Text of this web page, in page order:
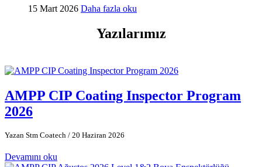
15 Mart 2026 Daha fazla oku
Yazılarımız
AMPP CIP Coating Inspector Program
2026
Yazan Stm Coatech / 20 Haziran 2026
Devamını oku